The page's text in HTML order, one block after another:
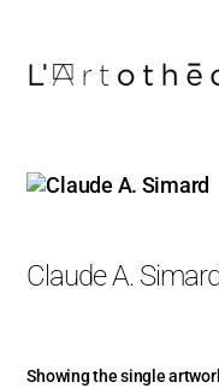
Claude A.
Showing the single